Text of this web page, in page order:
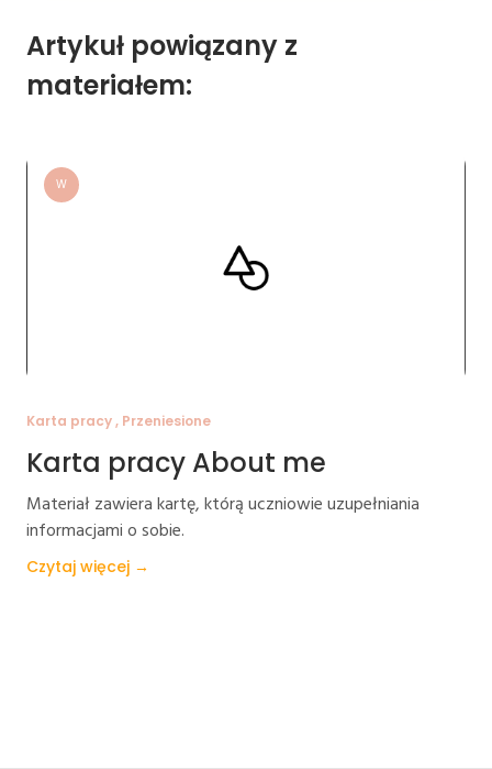
Artykuł powiązany z
materiałem:
W
Karta pracy , Przeniesione
Karta pracy About me
Materiał zawiera kartę, którą uczniowie uzupełniania
informacjami o sobie.
Czytaj więcej →